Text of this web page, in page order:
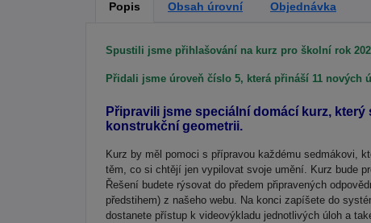
Popis Obsah úrovní Objednávka
Spustili jsme přihlašování na kurz pro školní rok
Přidali jsme úroveň číslo 5, která přináší 11 nových
Připravili jsme speciální domácí kurz, který
konstrukční geometrii.
Kurz by měl pomoci s přípravou každému sedmákovi,
těm, co si chtějí jen vypilovat svoje umění. Kurz bude
Řešení budete rýsovat do předem připravených
předstihem) z našeho webu. Na konci zapíšete do
dostanete přístup k videovýkladu jednotlivých úloh a